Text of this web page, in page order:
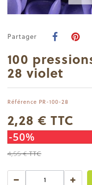
Partager
100
28 violet
Référence PR-100-28
2,28 € TTC
-50%
4,55 €TTC